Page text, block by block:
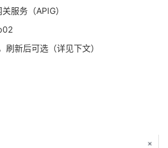
服务（APIG）
刷新后可选（详见下文）